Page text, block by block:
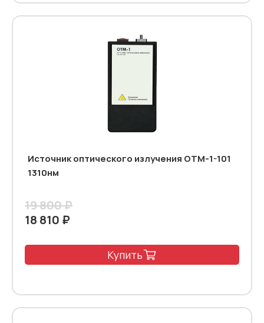
Источник оптического излучения ОТМ-1-101
1310нм
19 800 ₽
18 810 ₽
Купить